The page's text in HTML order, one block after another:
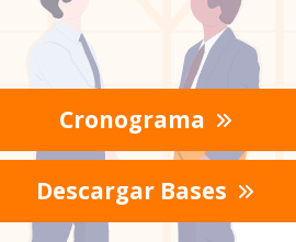
Cronograma
Descargar Bases